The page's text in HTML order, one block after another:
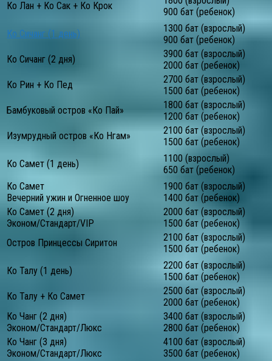
Ко Лан + Ко Сак + Ко Крок
900 бат (ребенок)
Ко Сичанг (1 день)
1300 бат (взрослый)
900 бат (ребенок)
Ко Сичанг (2 дня)
3900 бат (взрослый)
2000 бат (ребенок)
Ко Рин + Ко Пед
2700 бат (взрослый)
1500 бат (ребенок)
Бамбуковый остров «Ко Пай»
1800 бат (взрослый)
1200 бат (ребенок)
Изумрудный остров «Ко Нгам»
2100 бат (взрослый)
1500 бат (ребенок)
Ко Самет (1 день)
1100 (взрослый)
650 бат (ребенок)
Ко Самет
Вечерний ужин и Огненное шоу
1900 бат (взрослый)
1400 бат (ребенок)
Ко Самет (2 дня)
Эконом/Стандарт/VIP
2000 бат (взрослый)
1500 бат (ребенок)
Остров Принцессы Сиритон
2100 бат (взрослый)
1500 бат (ребенок)
Ко Талу (1 день)
2200 бат (взрослый)
1500 бат (ребенок)
Ко Талу + Ко Самет
2500 бат (взрослый)
2000 бат (ребенок)
Ко Чанг (2 дня)
Эконом/Стандарт/Люкс
3400 бат (взрослый)
2800 бат (ребенок)
Ко Чанг (3 дня)
Эконом/Стандарт/Люкс
4100 бат (взрослый)
3500 бат (ребенок)